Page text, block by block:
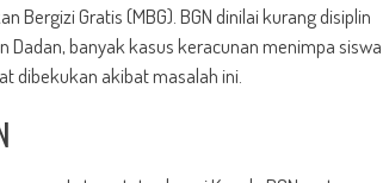
Gratis (MBG). BGN dinilai kurang disiplin
banyak kasus keracunan menimpa siswa
dibekukan akibat masalah ini.